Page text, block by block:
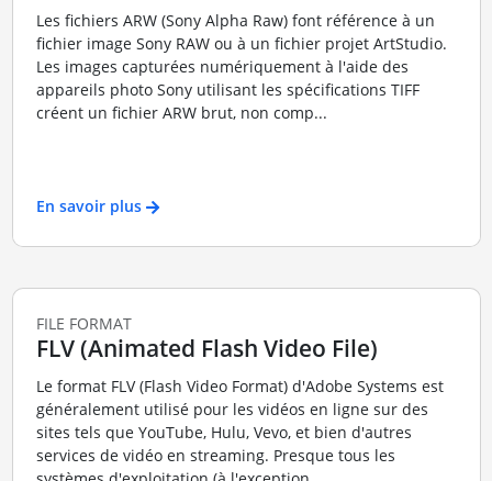
Les fichiers ARW (Sony Alpha Raw) font référence à un
fichier image Sony RAW ou à un fichier projet ArtStudio.
Les images capturées numériquement à l'aide des
appareils photo Sony utilisant les spécifications TIFF
créent un fichier ARW brut, non comp...
En savoir plus
FILE FORMAT
FLV (Animated Flash Video File)
Le format FLV (Flash Video Format) d'Adobe Systems est
généralement utilisé pour les vidéos en ligne sur des
sites tels que YouTube, Hulu, Vevo, et bien d'autres
services de vidéo en streaming. Presque tous les